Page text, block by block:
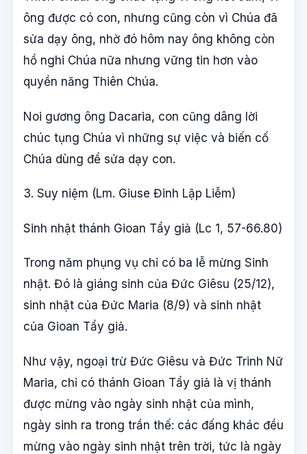
ông được có con, nhưng cũng còn vì Chúa đã
sửa dạy ông, nhờ đó hôm nay ông không còn
hồ nghi Chúa nữa nhưng vững tin hơn vào
quyền năng Thiên Chúa.
Noi gương ông Dacaria, con cũng dâng lời
chúc tụng Chúa vì những sự việc và biến cố
Chúa dùng để sửa dạy con.
3. Suy niệm (Lm. Giuse Đinh Lập Liễm)
Sinh nhật thánh Gioan Tẩy giả (Lc 1, 57-66.80)
Trong năm phụng vụ chỉ có ba lễ mừng Sinh
nhật. Đó là giáng sinh của Đức Giêsu (25/12),
sinh nhật của Đức Maria (8/9) và sinh nhật
của Gioan Tẩy giả.
Như vậy, ngoại trừ Đức Giêsu và Đức Trinh Nữ
Maria, chỉ có thánh Gioan Tẩy giả là vị thánh
được mừng vào ngày sinh nhật của mình,
ngày sinh ra trong trần thế: các đấng khác đều
mừng vào ngày sinh nhật trên trời, tức là ngày